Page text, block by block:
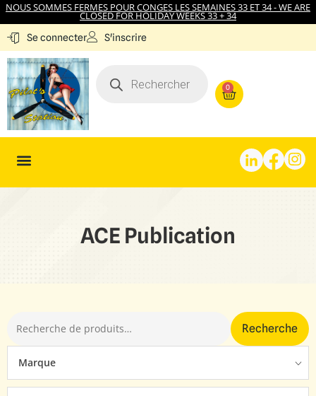
NOUS SOMMES FERMES POUR CONGES LES SEMAINES 33 ET 34 - WE ARE
CLOSED FOR HOLIDAY WEEKS 33 + 34
Se connecter S'inscrire
0
ACE Publication
Recherche
Marque